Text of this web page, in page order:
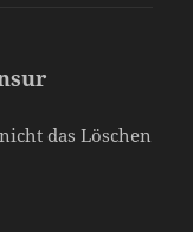
das Löschen